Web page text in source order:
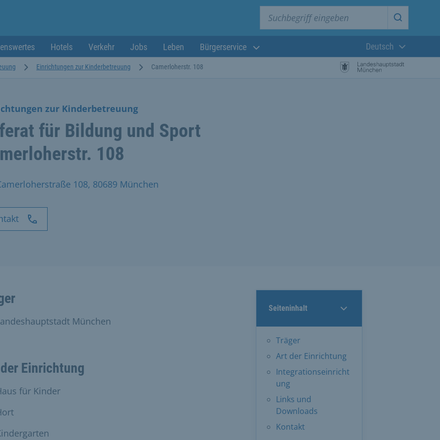
Suche
Hotels Verkehr Jobs Leben Bürgerservice
Aktuelle
Deutsch
Einrichtungen zur Kinderbetreuung Camerloherstr. 108
zur Kinderbetreuung
für Bildung und Sport
108
108, 80689 München
Seiteninhalt
Träger
Art der Einrichtung
Integrationseinricht
ung
Links und
Downloads
Kontakt
München
Einrichtung
für Kinder